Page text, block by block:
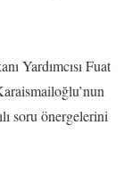
Yardımcısı Fuat
soru önergelerini